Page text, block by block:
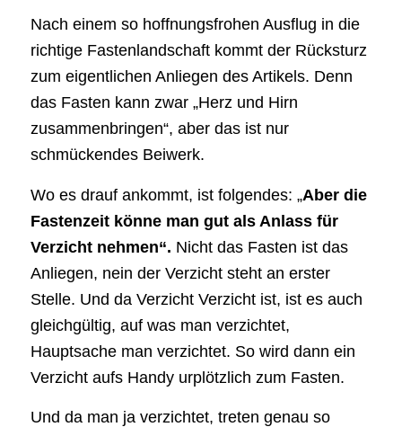
Nach einem so hoffnungsfrohen Ausflug in die
richtige Fastenlandschaft kommt der Rücksturz
zum eigentlichen Anliegen des Artikels. Denn
das Fasten kann zwar „Herz und Hirn
zusammenbringen“, aber das ist nur
schmückendes Beiwerk.
Wo es drauf ankommt, ist folgendes: „Aber die
Fastenzeit könne man gut als Anlass für
Verzicht nehmen“. Nicht das Fasten ist das
Anliegen, nein der Verzicht steht an erster
Stelle. Und da Verzicht Verzicht ist, ist es auch
gleichgültig, auf was man verzichtet,
Hauptsache man verzichtet. So wird dann ein
Verzicht aufs Handy urplötzlich zum Fasten.
Und da man ja verzichtet, treten genau so